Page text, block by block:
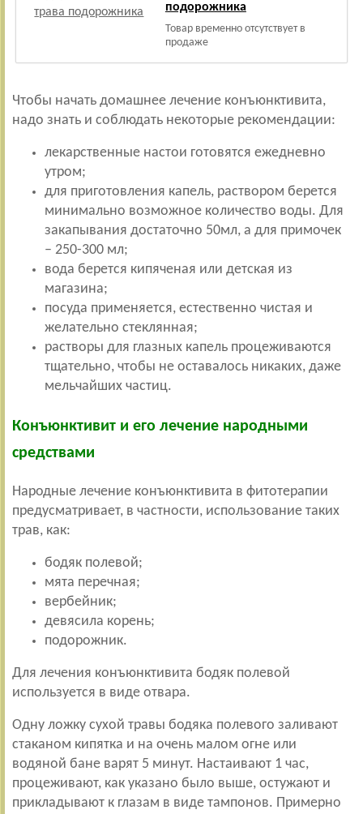
подорожника
Товар временно отсутствует в
продаже
Чтобы начать домашнее лечение конъюнктивита,
надо знать и соблюдать некоторые рекомендации:
лекарственные настои готовятся ежедневно
утром;
для приготовления капель, раствором берется
минимально возможное количество воды. Для
закапывания достаточно 50мл, а для примочек
– 250-300 мл;
вода берется кипяченая или детская из
магазина;
посуда применяется, естественно чистая и
желательно стеклянная;
растворы для глазных капель процеживаются
тщательно, чтобы не оставалось никаких, даже
мельчайших частиц.
Конъюнктивит и его лечение народными
средствами
Народные лечение конъюнктивита в фитотерапии
предусматривает, в частности, использование таких
трав, как:
бодяк полевой;
мята перечная;
вербейник;
девясила корень;
подорожник.
Для лечения конъюнктивита бодяк полевой
используется в виде отвара.
Одну ложку сухой травы бодяка полевого заливают
стаканом кипятка и на очень малом огне или
водяной бане варят 5 минут. Настаивают 1 час,
процеживают, как указано было выше, остужают и
прикладывают к глазам в виде тампонов. Примерно